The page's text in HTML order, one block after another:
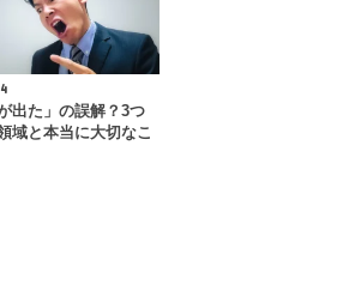
出た」の誤解？3つ
域と本当に大切なこ